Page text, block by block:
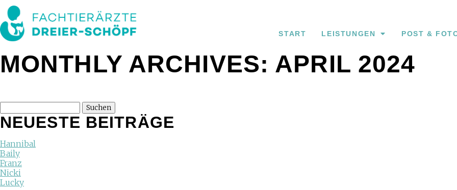
START LEISTUNGEN POST &
MONTHLY ARCHIVES: APRIL 2024
NEUESTE BEITRÄGE
Hannibal
Baily
Franz
Nicki
Lucky